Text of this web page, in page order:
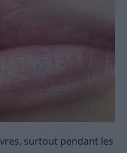
surtout pendant les